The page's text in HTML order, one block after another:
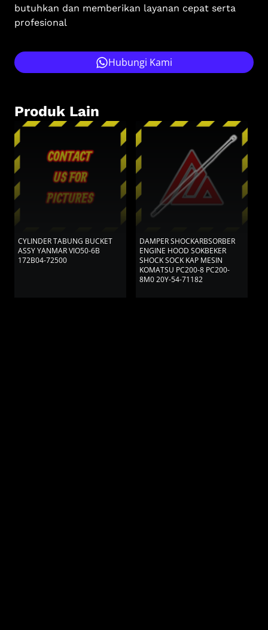
butuhkan dan memberikan layanan cepat serta
profesional
Hubungi Kami
Produk Lain
CYLINDER TABUNG BUCKET
ASSY YANMAR VIO50-6B
172B04-72500
DAMPER SHOCKARBSORBER
ENGINE HOOD SOKBEKER
SHOCK SOCK KAP MESIN
KOMATSU PC200-8 PC200-
8M0 20Y-54-71182